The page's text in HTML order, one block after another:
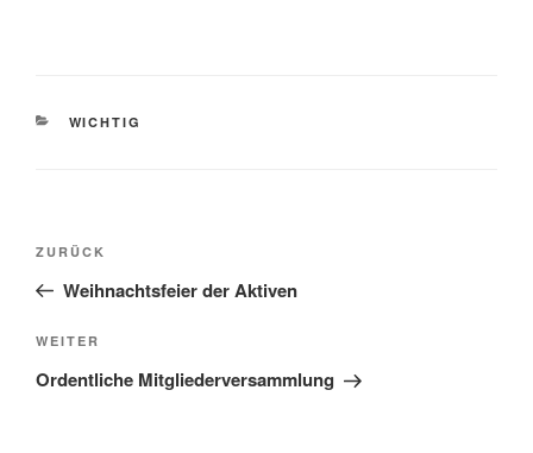
KATEGORIEN
WICHTIG
Beitragsnavigation
Vorheriger
Beitrag
ZURÜCK
Weihnachtsfeier der Aktiven
Nächster
Beitrag
WEITER
Ordentliche Mitgliederversammlung